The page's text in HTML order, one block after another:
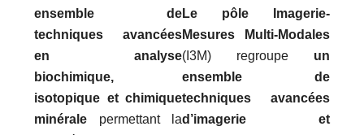
ensemble de
techniques avancées
en analyse
biochimique,
isotopique et chimique
minérale permettant la
Le pôle Imagerie-
Mesures Multi-Modales
(I3M) regroupe un
ensemble de
techniques avancées
d’imagerie et